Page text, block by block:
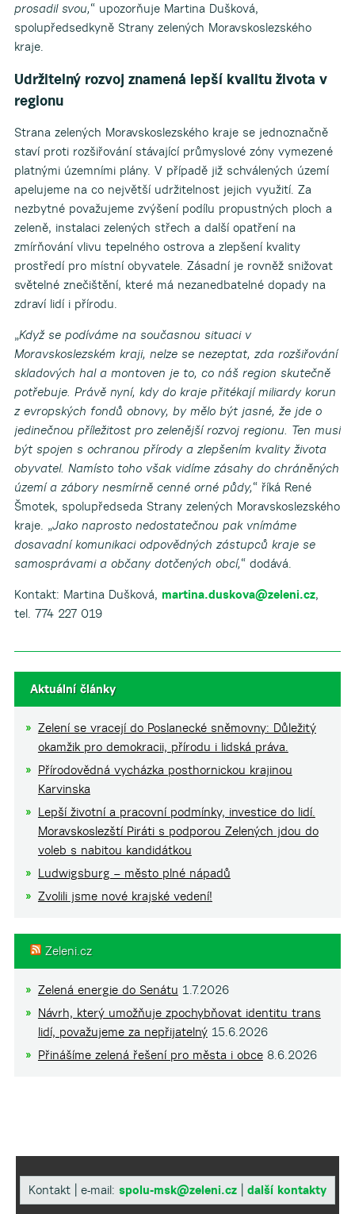
prosadil svou,“ upozorňuje Martina Dušková,
spolupředsedkyně Strany zelených Moravskoslezského
kraje.
Udržitelný rozvoj znamená lepší kvalitu života v
regionu
Strana zelených Moravskoslezského kraje se jednoznačně
staví proti rozšiřování stávající průmyslové zóny vymezené
platnými územními plány. V případě již schválených území
apelujeme na co největší udržitelnost jejich využití. Za
nezbytné považujeme zvýšení podílu propustných ploch a
zeleně, instalaci zelených střech a další opatření na
zmírňování vlivu tepelného ostrova a zlepšení kvality
prostředí pro místní obyvatele. Zásadní je rovněž snižovat
světelné znečištění, které má nezanedbatelné dopady na
zdraví lidí i přírodu.
„Když se podíváme na současnou situaci v
Moravskoslezském kraji, nelze se nezeptat, zda rozšiřování
skladových hal a montoven je to, co náš region skutečně
potřebuje. Právě nyní, kdy do kraje přitékají miliardy korun
z evropských fondů obnovy, by mělo být jasné, že jde o
jedinečnou příležitost pro zelenější rozvoj regionu. Ten musí
být spojen s ochranou přírody a zlepšením kvality života
obyvatel. Namísto toho však vidíme zásahy do chráněných
území a zábory nesmírně cenné orné půdy,“ říká René
Šmotek, spolupředseda Strany zelených Moravskoslezského
kraje. „Jako naprosto nedostatečnou pak vnímáme
dosavadní komunikaci odpovědných zástupců kraje se
samosprávami a občany dotčených obcí,“ dodává.
Kontakt: Martina Dušková, martina.duskova@zeleni.cz,
tel. 774 227 019
Aktuální články
Zelení se vracejí do Poslanecké sněmovny: Důležitý
okamžik pro demokracii, přírodu i lidská práva.
Přírodovědná vycházka posthornickou krajinou
Karvinska
Lepší životní a pracovní podmínky, investice do lidí.
Moravskoslezští Piráti s podporou Zelených jdou do
voleb s nabitou kandidátkou
Ludwigsburg – město plné nápadů
Zvolili jsme nové krajské vedení!
Zeleni.cz
Zelená energie do Senátu 1.7.2026
Návrh, který umožňuje zpochybňovat identitu trans
lidí, považujeme za nepřijatelný 15.6.2026
Přinášíme zelená řešení pro města i obce 8.6.2026
Kontakt | e-mail: spolu-msk@zeleni.cz další kontakty